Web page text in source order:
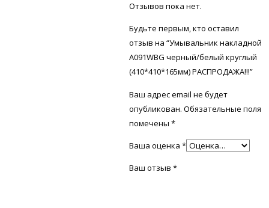
Отзывов пока нет.
Будьте первым, кто оставил
отзыв на “Умывальник накладной
A091WBG черный/белый круглый
(410*410*165мм) РАСПРОДАЖА!!!”
Ваш адрес email не будет
опубликован. Обязательные поля
помечены*
Ваша оценка*
Ваш отзыв*